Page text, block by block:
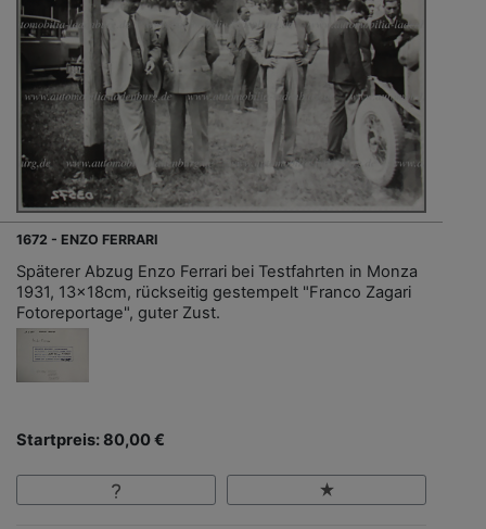
1672 - ENZO FERRARI
Späterer Abzug Enzo Ferrari bei Testfahrten in Monza
1931, 13x18cm, rückseitig gestempelt "Franco Zagari
Fotoreportage", guter Zust.
Startpreis: 80,00 €